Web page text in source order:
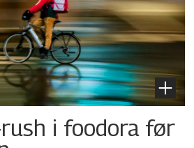
i foodora før